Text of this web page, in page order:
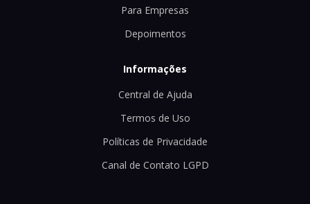
Para Empresas
Depoimentos
Informações
Central de Ajuda
Termos de Uso
Políticas de Privacidade
Canal de Contato LGPD